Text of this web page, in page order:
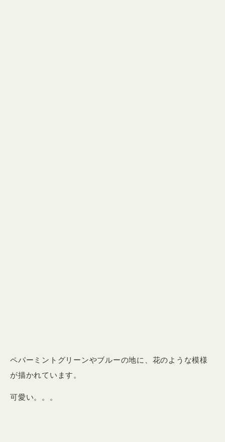
ペパーミントグリーンやブルーの地に、花のような模様
が描かれています。
可愛い。。。